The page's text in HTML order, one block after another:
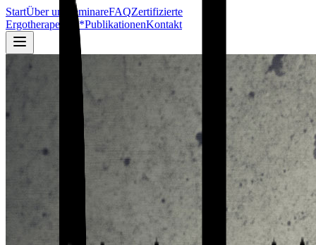
StartÜber uns SeminareFAQZertifizierte
Ergotherapeuten*PublikationenKontakt